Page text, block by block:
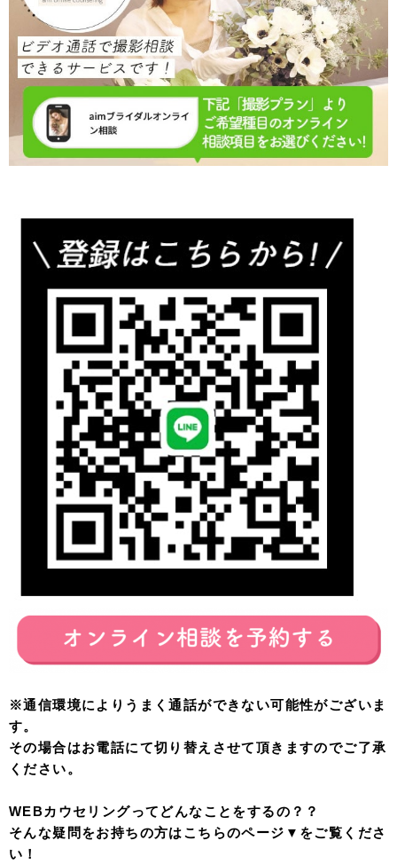
※通信環境によりうまく通話ができない可能性がございま
す。
その場合はお電話にて切り替えさせて頂きますのでご了承
ください。
WEBカウセリングってどんなことをするの？？
そんな疑問をお持ちの方はこちらのページ▼をご覧くださ
い！